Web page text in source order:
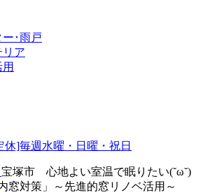
ー･雨戸
リア
休]毎週水曜・日曜・祝日
宝塚市 心地よい室温で眠りたい(˘ω˘)
窓対策」～先進的窓リノベ活用～